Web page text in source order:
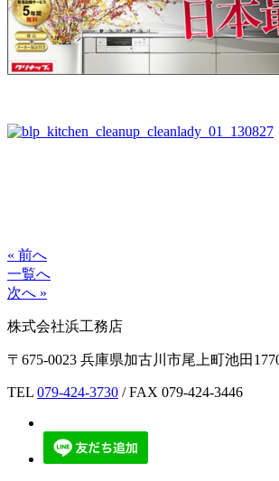
« 前へ
一覧へ
次へ »
株式会社浜工務店
〒675-0023 兵庫県加古川市尾上町池田
TEL 079-424-3730 / FAX 079-424-3446